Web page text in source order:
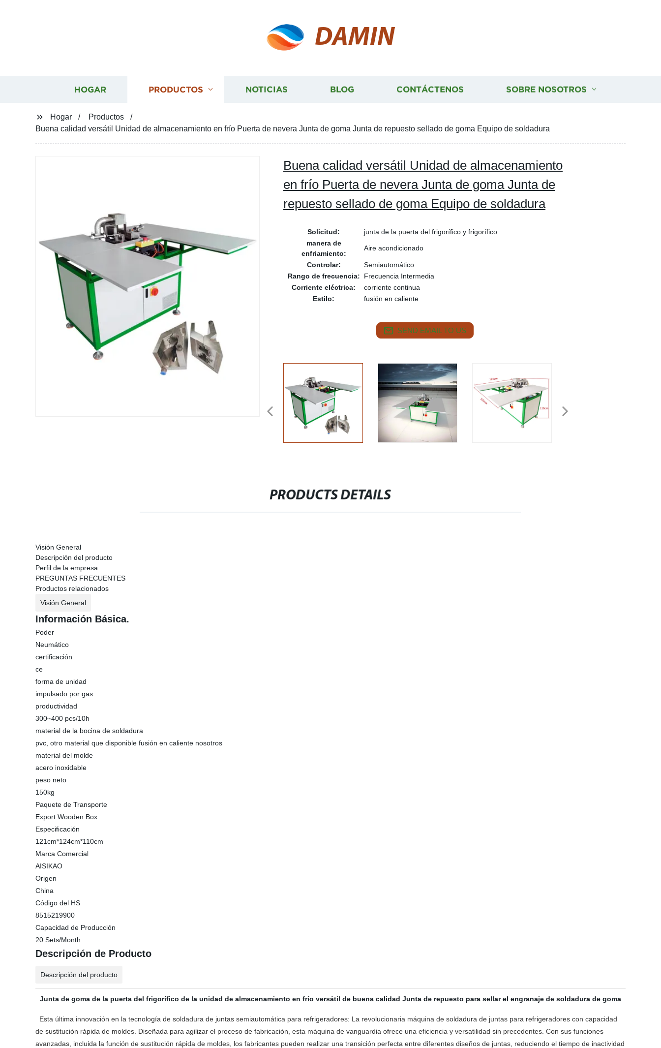
DAMIN
HOGAR PRODUCTOS NOTICIAS BLOG CONTÁCTENOS SOBRE NOSOTROS
Hogar
Productos
Buena calidad versátil Unidad de almacenamiento en frío Puerta de nevera Junta de goma Junta de repuesto sellado de goma Equipo de soldadura
Buena calidad versátil Unidad de almacenamiento
en frío Puerta de nevera Junta de goma Junta de
repuesto sellado de goma Equipo de soldadura
Solicitud:
junta de la puerta del frigorífico y frigorífico
manera de
enfriamiento:
Aire acondicionado
Controlar:
Semiautomático
Rango de frecuencia:
Frecuencia Intermedia
Corriente eléctrica:
corriente continua
Estilo:
fusión en caliente
SEND EMAIL TO US
PRODUCTS DETAILS
Visión General
Descripción del producto
Perfil de la empresa
PREGUNTAS FRECUENTES
Productos relacionados
Visión General
Información Básica.
Poder
Neumático
certificación
ce
forma de unidad
impulsado por gas
productividad
300~400 pcs/10h
material de la bocina de soldadura
pvc, otro material que disponible fusión en caliente nosotros
material del molde
acero inoxidable
peso neto
150kg
Paquete de Transporte
Export Wooden Box
Especificación
121cm*124cm*110cm
Marca Comercial
AISIKAO
Origen
China
Código del HS
8515219900
Capacidad de Producción
20 Sets/Month
Descripción de Producto
Descripción del producto
Junta de goma de la puerta del frigorífico de la unidad de almacenamiento en frío versátil de buena calidad Junta de repuesto para sellar el engranaje de soldadura de goma
Esta última innovación en la tecnología de soldadura de juntas semiautomática para refrigeradores: La revolucionaria máquina de soldadura de juntas para refrigeradores con capacidad
de sustitución rápida de moldes. Diseñada para agilizar el proceso de fabricación, esta máquina de vanguardia ofrece una eficiencia y versatilidad sin precedentes. Con sus funciones
avanzadas, incluida la función de sustitución rápida de moldes, los fabricantes pueden realizar una transición perfecta entre diferentes diseños de juntas, reduciendo el tiempo de inactividad